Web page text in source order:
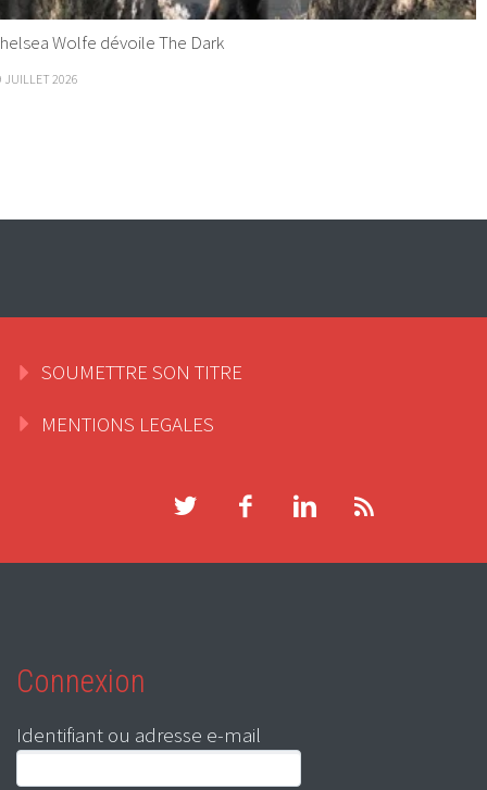
Wolfe dévoile The Dark
JUILLET 2026
SOUMETTRE SON TITRE
MENTIONS LEGALES
Connexion
Identifiant ou adresse e-mail